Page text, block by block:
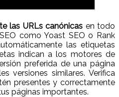
las URLs canónicas en todo
como Yoast SEO o Rank
las etiquetas
indican a los motores de
preferida de una página
versiones similares. Verifica
presentes y correctamente
páginas importantes.